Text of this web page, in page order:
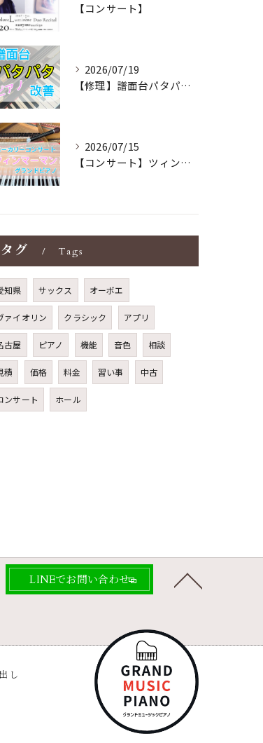
【コンサート】
2026/07/19
【修理】譜面台パタパタを改善！ストレス解消！
2026/07/15
【コンサート】ツィンマーマンのグランドピアノ♪木目猫足グラン...
タグ Tags
知県 サックス オーボエ
ァイオリン クラシック アプリ
古屋 ピアノ 機能 音色 相談
積 価格 料金 習い事 中古
ンサート ホール
LINEでお問い合わせ
し